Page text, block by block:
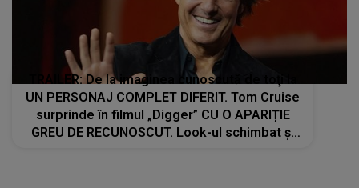
TRAILER: De la imaginea cunoscută de toţi la
UN PERSONAJ COMPLET DIFERIT. Tom Cruise
surprinde în filmul „Digger” CU O APARIȚIE
GREU DE RECUNOSCUT. Look-ul schimbat şi